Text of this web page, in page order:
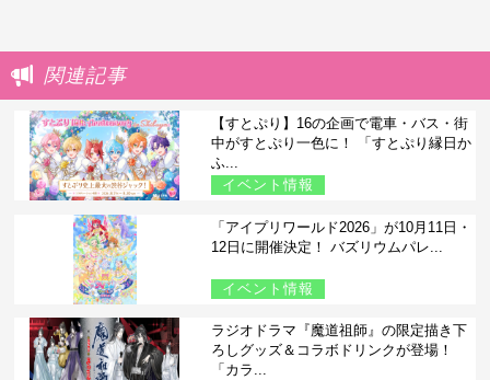
関連記事
【すとぷり】16の企画で電車・バス・街
中がすとぷり一色に！ 「すとぷり縁日か
ふ...
イベント情報
「アイプリワールド2026」が10月11日・
12日に開催決定！ バズリウムパレ...
イベント情報
ラジオドラマ『魔道祖師』の限定描き下
ろしグッズ＆コラボドリンクが登場！
「カラ...